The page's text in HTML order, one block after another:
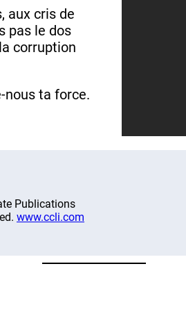
aux cris de
pas le dos
corruption
nous ta force.
Publications
www.ccli.com